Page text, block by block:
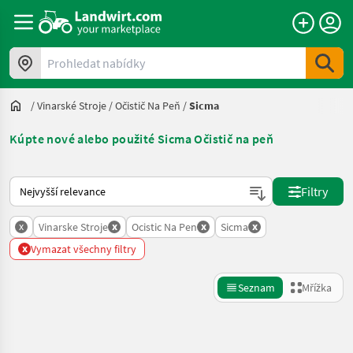
Prohledat nabídky
/Vinarské Stroje /Očistič Na Peň /Sicma
Kúpte nové alebo použité Sicma Očistič na peň
Takto se řadí nabídky na Landwirt.com
Filtry
x Vinarske Stroje x Ocistic Na Pen x Sicma x
x Vymazat všechny filtry
Seznam Mřížka